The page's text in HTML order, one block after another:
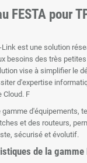
FESTA pour
Link est une solution
besoins des très
vise à simplifier le
d'expertise
Cloud. F
gamme d'équipements,
et des routeurs,
sécurisé et évolutif.
de la gamme